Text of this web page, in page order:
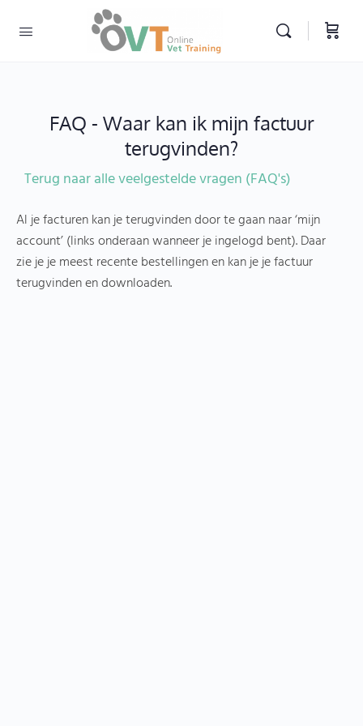
FAQ - Waar kan ik mijn factuur
terugvinden?
Terug naar alle veelgestelde vragen (FAQ's)
Al je facturen kan je terugvinden door te gaan naar ‘mijn
account’ (links onderaan wanneer je ingelogd bent). Daar
zie je je meest recente bestellingen en kan je je factuur
terugvinden en downloaden.